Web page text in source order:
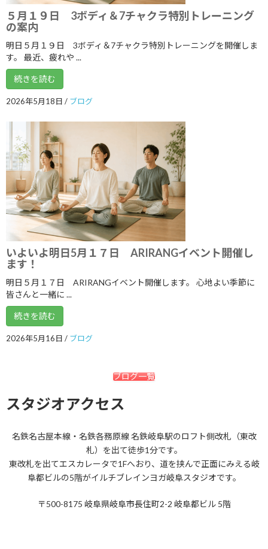
2019年6月
2019年4月
2019年3月
2019年2月
2019年1月
2018年12月
2018年11月
2018年10月
2018年9月
2018年8月
2018年7月
2018年5月
2018年4月
2018年3月
2017年12月
2017年9月
５月１９日 3ボディ＆7チャクラ特別トレーニング
の案内
明日５月１９日 3ボディ＆7チャクラ特別トレーニングを開催しま
す。 最近、疲れや ...
続きを読む
2026年5月18日 / ブログ
いよいよ明日5月１７日 ARIRANGイベント開催し
ます！
明日５月１７日 ARIRANGイベント開催します。 心地よい季節に
皆さんと一緒に ...
続きを読む
2026年5月16日 / ブログ
ブログ一覧
スタジオアクセス
名鉄名古屋本線・名鉄各務原線 名鉄岐阜駅のロフト側改札（東改
札）を出て徒歩1分です。
東改札を出てエスカレータで1Fへおり、道を挟んで正面にみえる岐
阜都ビルの5階がイルチブレインヨガ岐阜スタジオです。
〒500-8175 岐阜県岐阜市長住町2-2 岐阜都ビル 5階